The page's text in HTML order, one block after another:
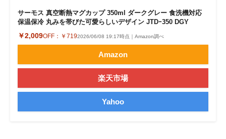
サーモス 真空断熱マグカップ 350ml ダークグレー 食洗機対応
保温保冷 丸みを帯びた可愛らしいデザイン JTDｰ350 DGY
￥2,009OFF： ￥7192026/06/08 19:17時点｜Amazon調べ
Amazon
楽天市場
Yahoo